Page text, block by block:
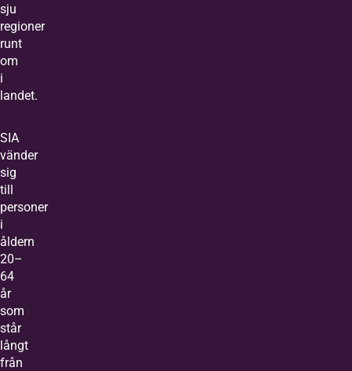
sju
regioner
runt
om
i
landet.
SIA
vänder
sig
till
personer
i
åldern
20–
64
år
som
står
långt
från